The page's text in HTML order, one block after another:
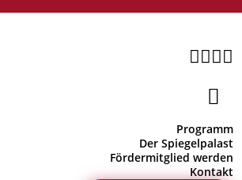


Programm
Der Spiegelpalast
Fördermitglied werden
Kontakt